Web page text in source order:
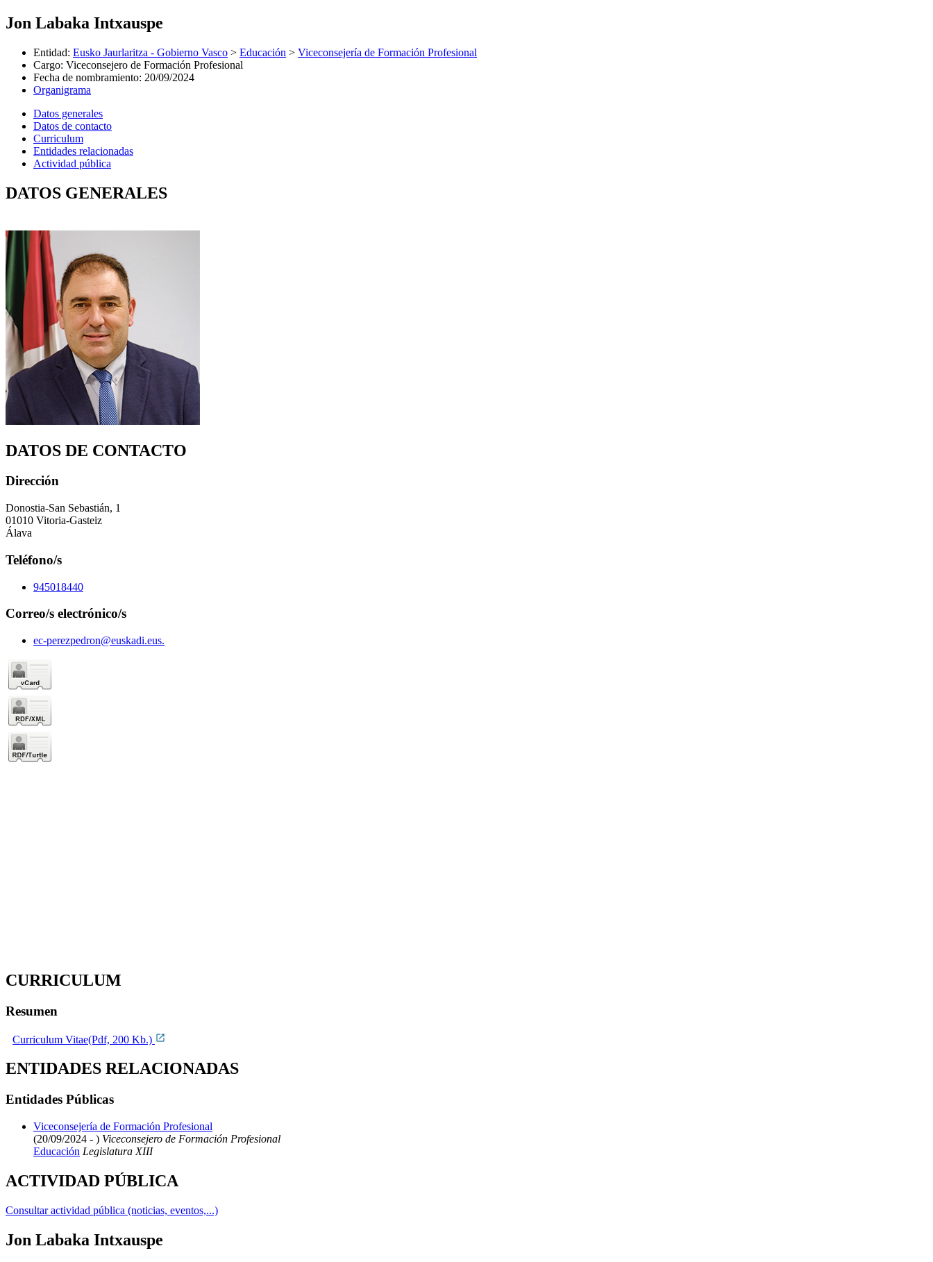
Jon Labaka Intxauspe
Entidad: Eusko Jaurlaritza - Gobierno Vasco > Educación > Viceconsejería de Formación Profesional
Cargo: Viceconsejero de Formación Profesional
Fecha de nombramiento: 20/09/2024
Organigrama
Datos generales
Datos de contacto
Curriculum
Entidades relacionadas
Actividad pública
DATOS GENERALES
DATOS DE CONTACTO
Dirección
Donostia-San Sebastián, 1
01010 Vitoria-Gasteiz
Álava
Teléfono/s
945018440
Correo/s electrónico/s
ec-perezpedron@euskadi.eus.
CURRICULUM
Resumen
Curriculum Vitae(Pdf, 200 Kb.)
ENTIDADES RELACIONADAS
Entidades Públicas
Viceconsejería de Formación Profesional
(20/09/2024 - ) Viceconsejero de Formación Profesional
Educación Legislatura XIII
ACTIVIDAD PÚBLICA
Consultar actividad pública (noticias, eventos,...)
Jon Labaka Intxauspe